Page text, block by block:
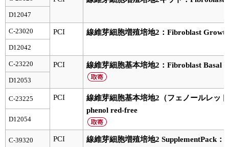
遺伝子検査ガイド（食品・水質・家畜他）
NGSポータルサイト
幹細胞・再生医療研究ガイド
クローニング実験ガイド
エピジェネティクス実験ガイド
RNAi実験ガイド
D12047
C-23020 PCI 線維芽細胞増殖培地2：Fibroblast
D12042
C-23220 PCI 線維芽細胞基本培地2：Fibroblast Basal
D12053
C-23225 PCI
線維芽細胞基本培地2（フェノールレッ
phenol red-free
D12054
C-39320 PCI
線維芽細胞増殖培地2 SupplementPack